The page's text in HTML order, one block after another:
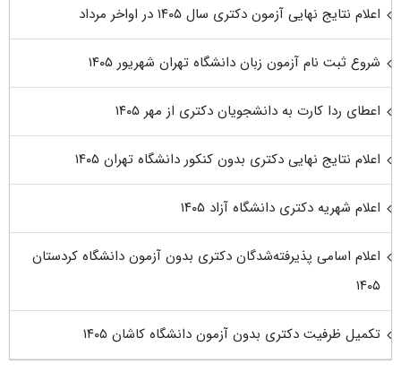
اعلام نتایج نهایی آزمون دکتری سال ۱۴۰۵ در اواخر مرداد
شروع ثبت نام آزمون زبان دانشگاه تهران شهریور ۱۴۰۵
اعطای ردا کارت به دانشجویان دکتری از مهر ۱۴۰۵
اعلام نتایج نهایی دکتری بدون کنکور دانشگاه تهران ۱۴۰۵
اعلام شهریه دکتری دانشگاه آزاد ۱۴۰۵
اعلام اسامی پذیرفته‌شدگان دکتری بدون آزمون دانشگاه کردستان
۱۴۰۵
تکمیل ظرفیت دکتری بدون آزمون دانشگاه کاشان ۱۴۰۵